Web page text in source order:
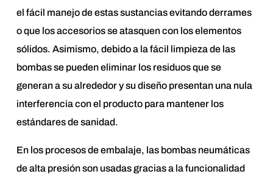
el fácil manejo de estas sustancias evitando derrames
o que los accesorios se atasquen con los elementos
sólidos. Asimismo, debido a la fácil limpieza de las
bombas se pueden eliminar los residuos que se
generan a su alrededor y su diseño presentan una nula
interferencia con el producto para mantener los
estándares de sanidad.
En los procesos de embalaje, las bombas neumáticas
de alta presión son usadas gracias a la funcionalidad